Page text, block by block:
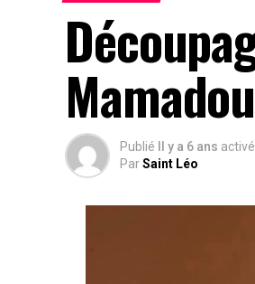
Publié Il y a 6 ans activé
ParSaint Léo